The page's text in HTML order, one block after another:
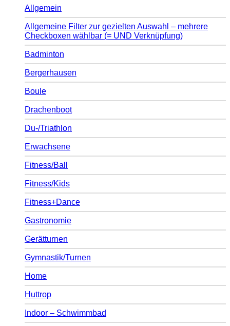
Allgemein
Allgemeine Filter zur gezielten Auswahl – mehrere
Checkboxen wählbar (= UND Verknüpfung)
Badminton
Bergerhausen
Boule
Drachenboot
Du-/Triathlon
Erwachsene
Fitness/Ball
Fitness/Kids
Fitness+Dance
Gastronomie
Gerätturnen
Gymnastik/Turnen
Home
Huttrop
Indoor – Schwimmbad